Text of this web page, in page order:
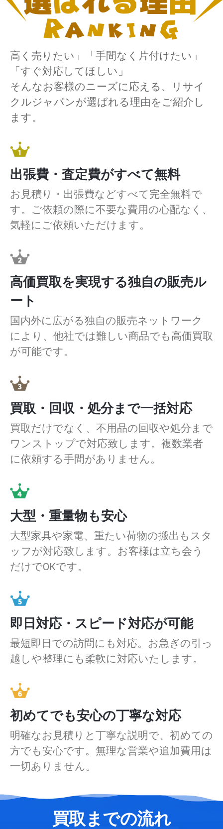
高く売りたい」「手間なく片付けたい」
「すぐ対応してほしい」
そんなお客様のニーズに応える、リサイ
クルジャパンが選ばれる理由をご紹介し
ます。
出張費・査定費がすべて無料
お見積り・出張費などすべて完全無料で
す。ご依頼の際に不要な費用の心配なく、
気軽にご依頼いただけます。
高価買取を実現する独自の販売ル
ート
国内外に広がる独自の販売ネットワーク
により、他社では難しい商品でも高価買取
が可能です。
買取・回収・処分まで一括対応
買取だけでなく、不用品の回収や処分まで
ワンストップで対応致します。複数業者
に依頼する手間がありません。
大型・重量物も安心
大型家具や家電、重たい荷物の搬出もスタ
ッフが対応致します。お客様は立ち会う
だけでOKです。
即日対応・スピード対応が可能
最短即日での訪問にも対応。お急ぎの引っ
越しや整理にも柔軟に対応いたします。
初めてでも安心の丁寧な対応
明確なお見積りと丁寧な説明で、初めての
方でも安心です。無理な営業や追加費用は
一切ありません。
買取までの流れ